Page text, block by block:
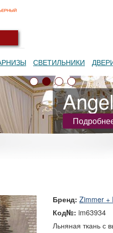
СВЕТИЛЬНИКИ
Бренд: Zimmer +
Код№: im63934
Льняная ткань с